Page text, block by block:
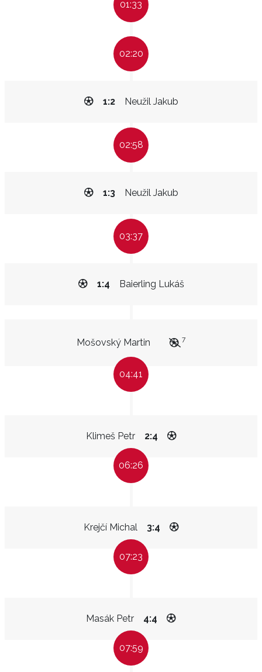
01:33
02:20
Neužil Jakub
1:2
02:58
Neužil Jakub
1:3
03:37
Baierling Lukáš
1:4
Mošovský Martin 7
04:41
Klimeš Petr 2:4
06:26
Krejčí Michal 3:4
07:23
Masák Petr 4:4
07:59